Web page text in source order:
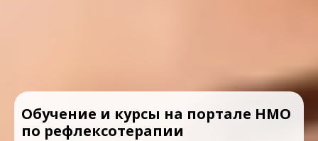
Обучение и курсы на портале НМО
по рефлексотерапии